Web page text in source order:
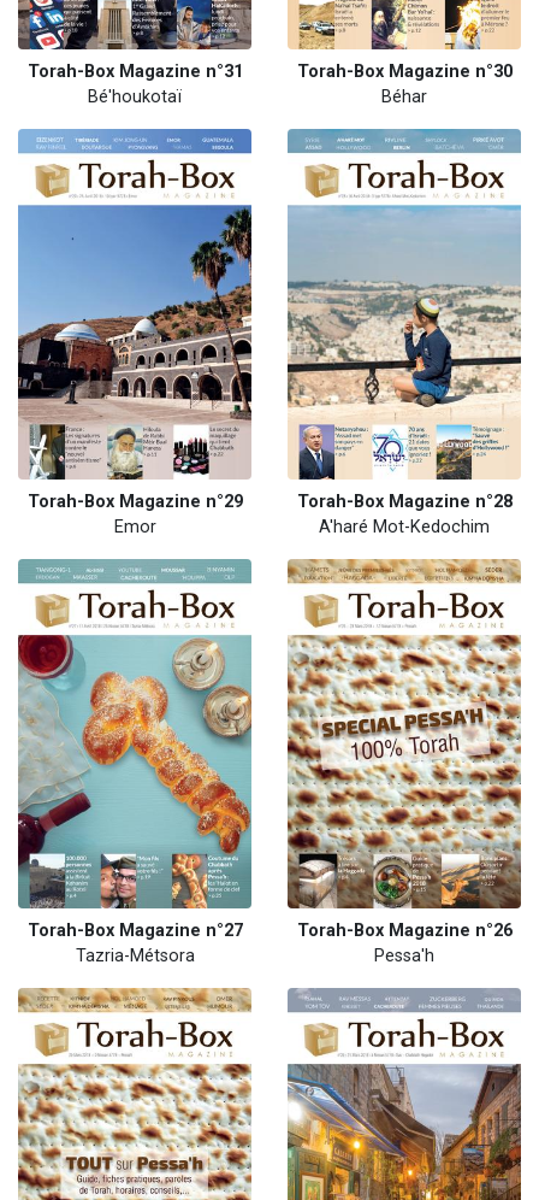
Torah-Box Magazine n°31
Bé'houkotaï
Torah-Box Magazine n°30
Béhar
Torah-Box Magazine n°29
Emor
Torah-Box Magazine n°28
A'haré Mot-Kedochim
Torah-Box Magazine n°27
Tazria-Métsora
Torah-Box Magazine n°26
Pessa'h